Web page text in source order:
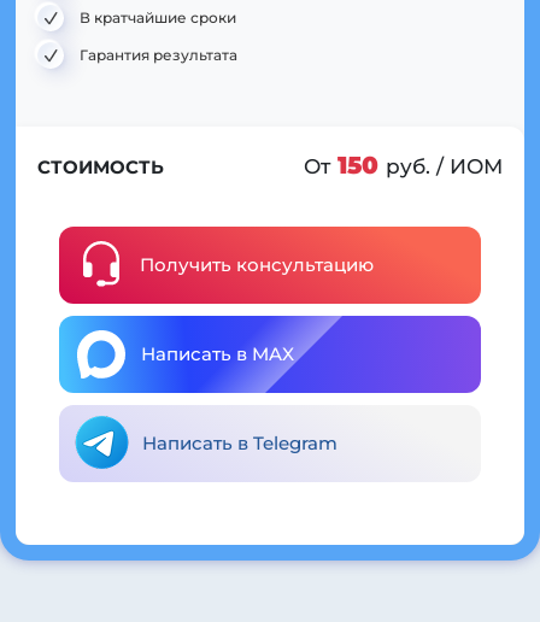
В кратчайшие сроки
Гарантия результата
СТОИМОСТЬ От 150 руб. / ИОМ
Получить консультацию
Написать в MAX
Написать в Telegram